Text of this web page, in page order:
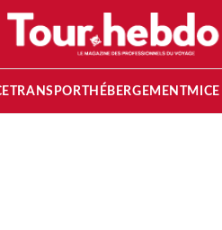
TRANSPORT HÉBERGEMENTMICE